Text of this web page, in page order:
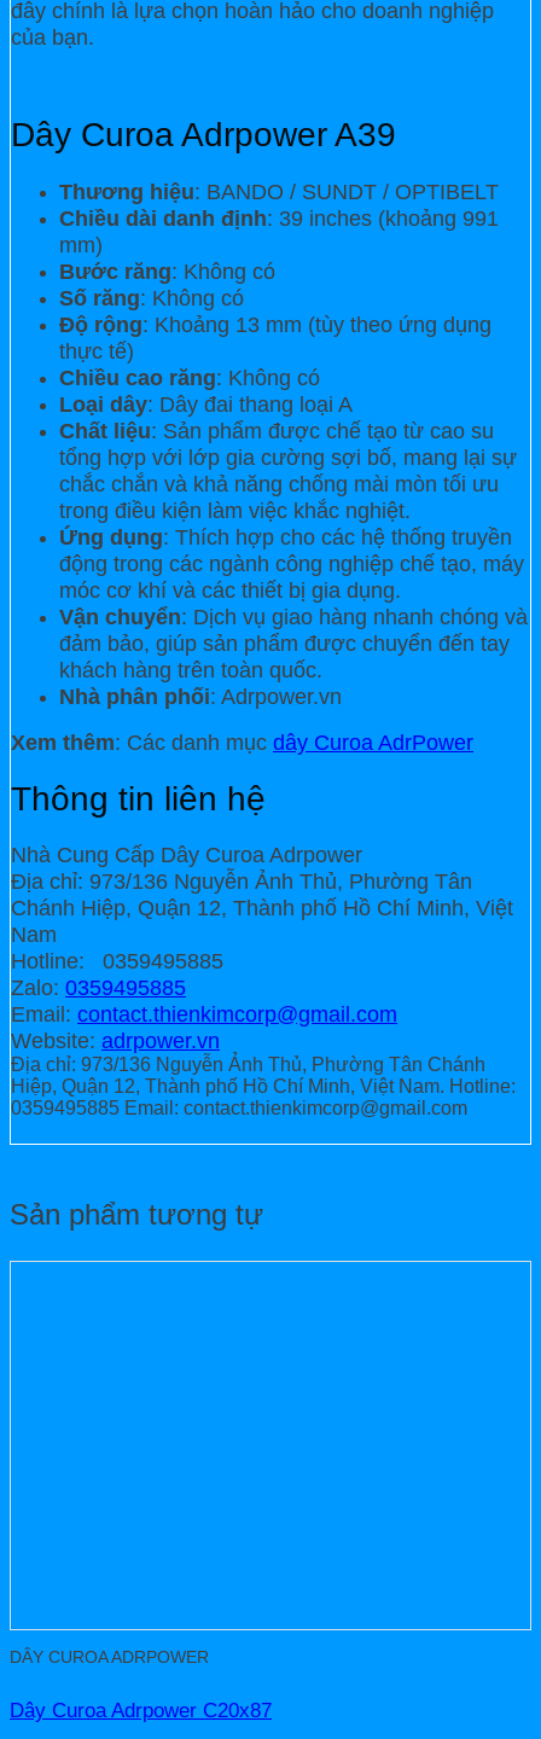
đây chính là lựa chọn hoàn hảo cho doanh nghiệp
của bạn.
Dây Curoa Adrpower A39
Thương hiệu: BANDO / SUNDT / OPTIBELT
Chiều dài danh định: 39 inches (khoảng 991
mm)
Bước răng: Không có
Số răng: Không có
Độ rộng: Khoảng 13 mm (tùy theo ứng dụng
thực tế)
Chiều cao răng: Không có
Loại dây: Dây đai thang loại A
Chất liệu: Sản phẩm được chế tạo từ cao su
tổng hợp với lớp gia cường sợi bố, mang lại sự
chắc chắn và khả năng chống mài mòn tối ưu
trong điều kiện làm việc khắc nghiệt.
Ứng dụng: Thích hợp cho các hệ thống truyền
động trong các ngành công nghiệp chế tạo, máy
móc cơ khí và các thiết bị gia dụng.
Vận chuyển: Dịch vụ giao hàng nhanh chóng và
đảm bảo, giúp sản phẩm được chuyển đến tay
khách hàng trên toàn quốc.
Nhà phân phối: Adrpower.vn
Xem thêm: Các danh mục dây Curoa AdrPower
Thông tin liên hệ
Nhà Cung Cấp Dây Curoa Adrpower
Địa chỉ: 973/136 Nguyễn Ảnh Thủ, Phường Tân
Chánh Hiệp, Quận 12, Thành phố Hồ Chí Minh, Việt
Nam
Hotline: 0359495885
Zalo: 0359495885
Email: contact.thienkimcorp@gmail.com
Website: adrpower.vn
Địa chỉ: 973/136 Nguyễn Ảnh Thủ, Phường Tân Chánh
Hiệp, Quận 12, Thành phố Hồ Chí Minh, Việt Nam. Hotline:
0359495885 Email: contact.thienkimcorp@gmail.com
Sản phẩm tương tự
DÂY CUROA ADRPOWER
Dây Curoa Adrpower C20x87